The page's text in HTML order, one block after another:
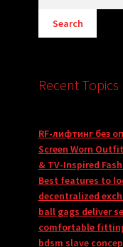
Recent Topics
RF-лифтинг без
Screen Worn
& TV-Inspired
Best features to
decentralized
ball gags deliver
comfortable
bdsm slave